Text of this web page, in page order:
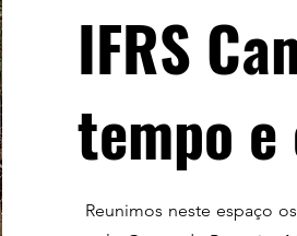
IFRS
tempo
Reunimos neste espaço